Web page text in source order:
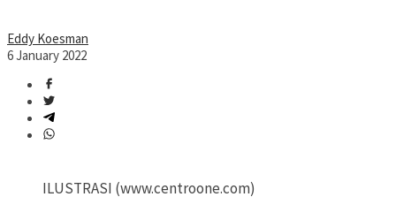
Eddy Koesman
6 January 2022
ILUSTRASI (www.centroone.com)